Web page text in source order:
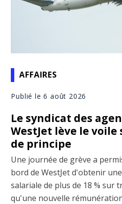
AFFAIRES
Publié le 6 août 2026
Le syndicat des
WestJet lève le
de principe
Une journée de grève a
bord de WestJet d'obtenir
salariale de plus de 18 % sur
qu'une nouvelle